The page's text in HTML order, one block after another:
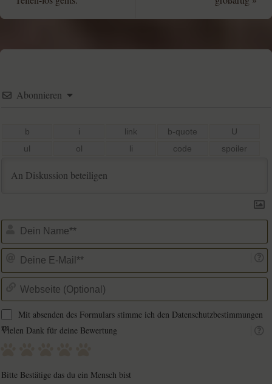
Abonnieren
Mit absenden des Formulars stimme ich den Datenschutzbestimmungen
zu.
Vielen Dank für deine Bewertung
Bitte Bestätige das du ein Mensch bist